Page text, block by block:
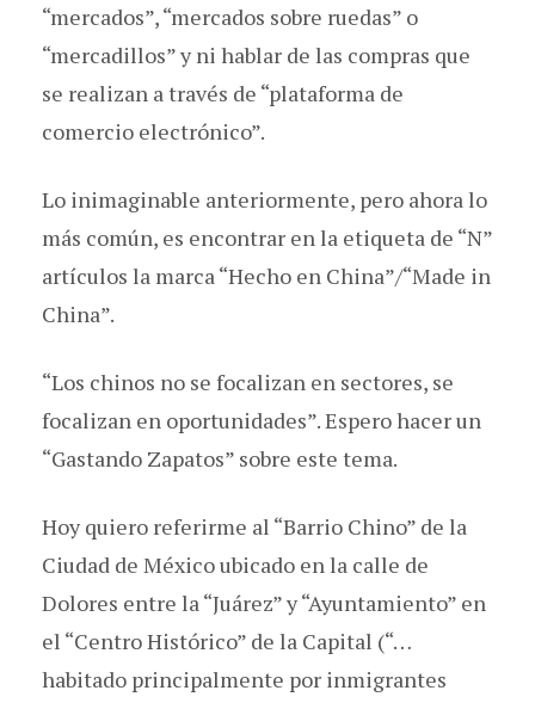
“mercados”, “mercados sobre ruedas” o
“mercadillos” y ni hablar de las compras que
se realizan a través de “plataforma de
comercio electrónico”.
Lo inimaginable anteriormente, pero ahora lo
más común, es encontrar en la etiqueta de “N”
artículos la marca “Hecho en China”/“Made in
China”.
“Los chinos no se focalizan en sectores, se
focalizan en oportunidades”. Espero hacer un
“Gastando Zapatos” sobre este tema.
Hoy quiero referirme al “Barrio Chino” de la
Ciudad de México ubicado en la calle de
Dolores entre la “Juárez” y “Ayuntamiento” en
el “Centro Histórico” de la Capital (“…
habitado principalmente por inmigrantes